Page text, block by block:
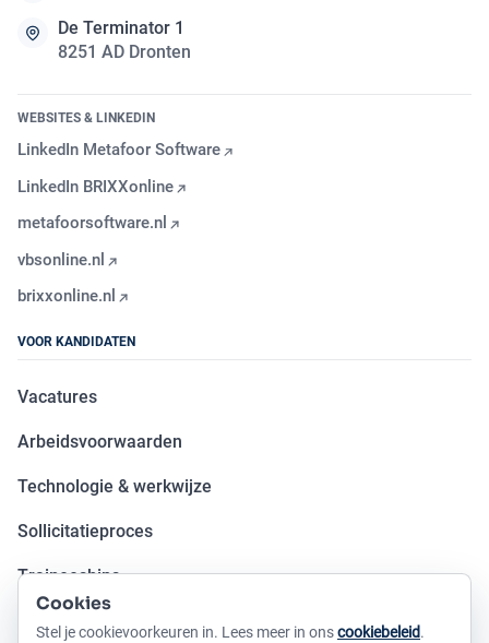
De Terminator 1
8251 AD Dronten
WEBSITES & LINKEDIN
LinkedIn Metafoor Software
LinkedIn BRIXXonline
metafoorsoftware.nl
vbsonline.nl
brixxonline.nl
VOOR KANDIDATEN
Vacatures
Arbeidsvoorwaarden
Technologie & werkwijze
Sollicitatieproces
Traineeships
Open sollicitatie
Cookies
Stel je cookievoorkeuren in. Lees meer in onscookiebeleid.